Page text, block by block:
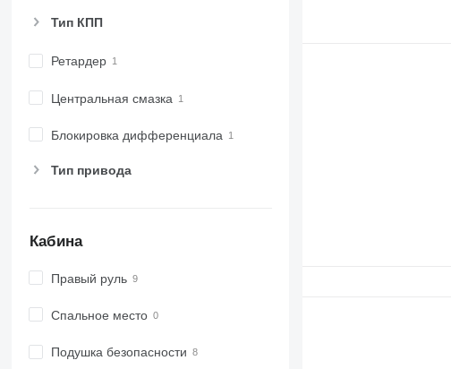
Тип КПП
Ретардер
Центральная смазка
Блокировка дифференциала
Тип привода
Кабина
Правый руль
Спальное место
Подушка безопасности